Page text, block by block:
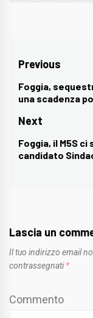
articoli
Previous
Previous
post:
Foggia,
una scadenza
Next
Next
post:
Foggia, il M5S
candidato
Lascia un
Il tuo indirizzo email
contrassegnati *
Commento